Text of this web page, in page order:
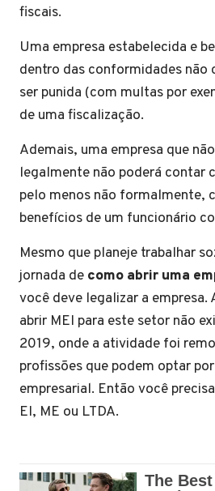
fiscais.
Uma empresa estabelecida e
dentro das conformidades não
ser punida (com multas por
de uma fiscalização.
Ademais, uma empresa que
legalmente não poderá contar
pelo menos não formalmente,
benefícios de um funcionário
Mesmo que planeje trabalhar
jornada de como abrir uma
você deve legalizar a empresa.
abrir MEI para este setor não
2019, onde a atividade foi
profissões que podem optar
empresarial. Então você
EI, ME ou LTDA.